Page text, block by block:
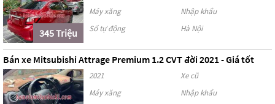
345 Triệu
Máy xăng
Nhập khẩu
Số tự động
Hà Nội
Bán xe Mitsubishi Attrage Premium 1.2 CVT đời 2021 - Giá tốt
2021
Xe cũ
Máy xăng
Nhập khẩu